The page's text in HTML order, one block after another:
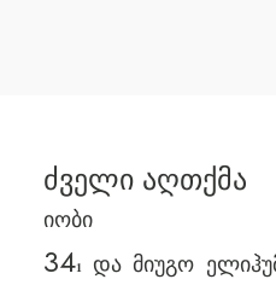
ძველი აღთქმა
იობი
341 და მიუგო